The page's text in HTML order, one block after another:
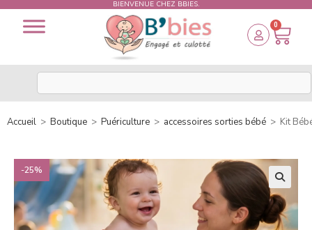
BIENVENUE CHEZ BBIES.
0
Accueil > Boutique > Puériculture > accessoires sorties bébé > Kit
-25%